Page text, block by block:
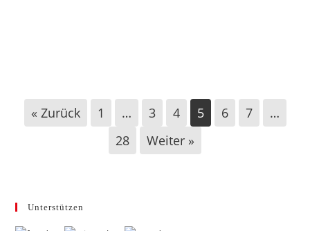
« Zurück 1 … 3 4 5 6 7
…
28
Weiter »
Unterstützen